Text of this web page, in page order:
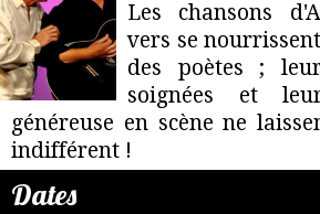
Les chansons
vers se
des poètes ;
soignées et
généreuse en scène ne
indifférent !
Dates